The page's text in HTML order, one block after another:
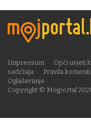
Copyright © Mojportal
Impressum Opći uvjeti
sadržaja
Pravila
Oglašavanje